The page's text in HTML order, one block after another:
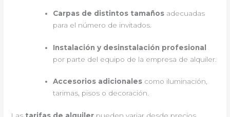
Carpas de distintos tamaños adecuadas
para el número de invitados.
Instalación y desinstalación profesional
por parte del equipo de la empresa de alquiler.
Accesorios adicionales como iluminación,
tarimas, pisos o decoración.
Las tarifas de alquiler pueden variar desde precios